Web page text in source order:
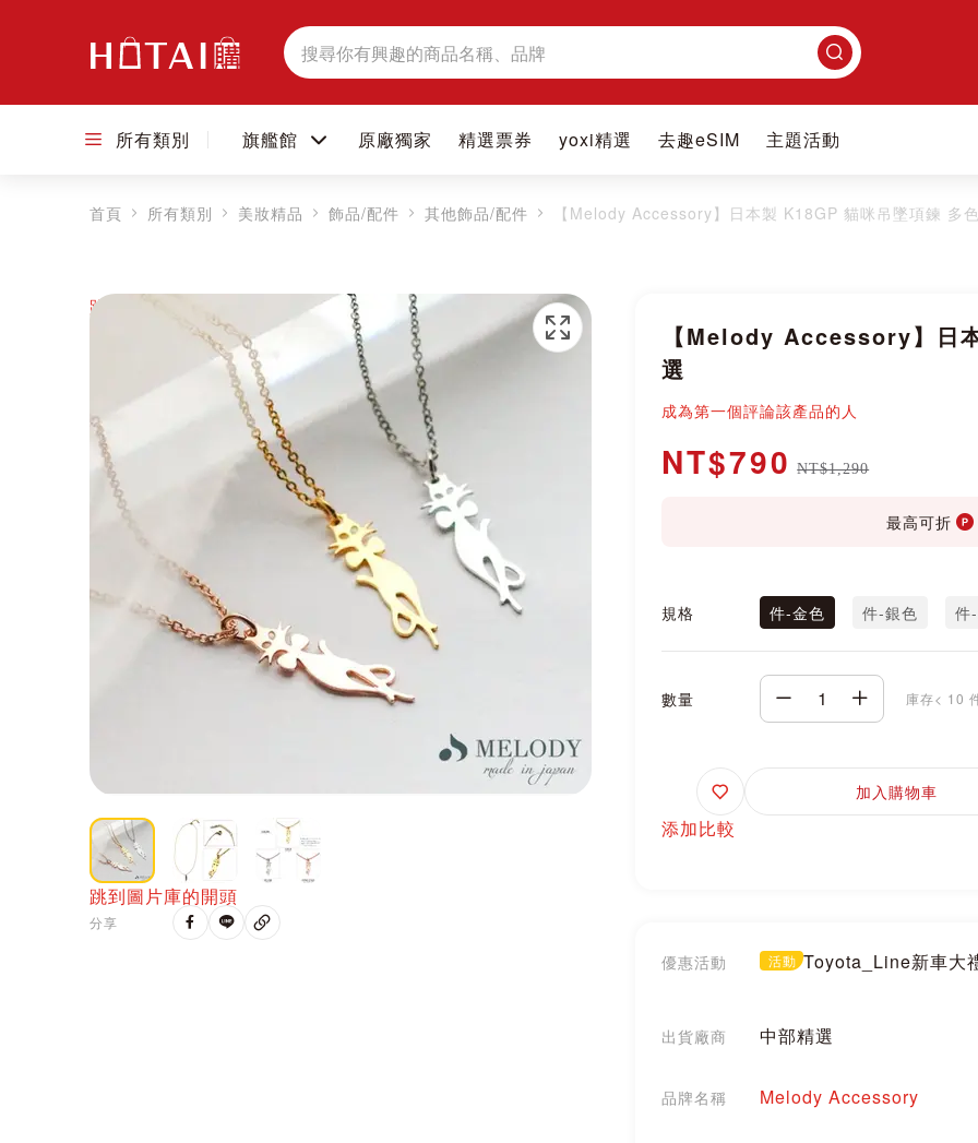
搜
尋
搜
尋
所有類別 旗艦館 原廠獨家 精選票券 yoxi精選 去趣eSIM 主題活動
首頁 所有類別 美妝精品 飾品/配件 其他飾品/配件 【Melody Accessory】日本製 K18GP 貓咪吊墜項鍊 多
跳到圖片庫的末尾
跳到圖片庫的開頭
分享
【Melody Accessory】日
選
成為第一個評論該產品的人
NT$790 NT$1,290
最高可折
規格 件-金色 件-銀色 件
數量 庫存< 10
加入購物車
追
蹤
添加比較
優惠活動 活動 Toyota_Line新車大
出貨廠商 中部精選
品牌名稱 Melody Accessory